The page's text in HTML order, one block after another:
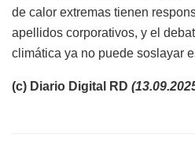
de calor extremas tienen
apellidos corporativos, y el
climática ya no puede soslayar
(c) Diario Digital RD